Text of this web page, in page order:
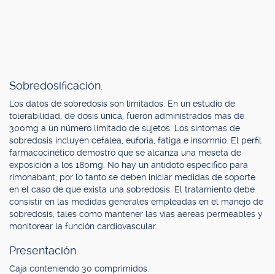
Sobredosificación.
Los datos de sobredosis son limitados. En un estudio de
tolerabilidad, de dosis única, fueron administrados más de
300mg a un número limitado de sujetos. Los síntomas de
sobredosis incluyen cefalea, euforia, fatiga e insomnio. El perfil
farmacocinético demostró que se alcanza una meseta de
exposición a los 180mg. No hay un antídoto específico para
rimonabant; por lo tanto se deben iniciar medidas de soporte
en el caso de que exista una sobredosis. El tratamiento debe
consistir en las medidas generales empleadas en el manejo de
sobredosis, tales como mantener las vías aéreas permeables y
monitorear la función cardiovascular.
Presentación.
Caja conteniendo 30 comprimidos.